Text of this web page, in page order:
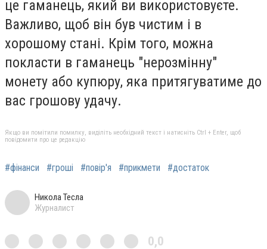
це гаманець, який ви використовуєте.
Важливо, щоб він був чистим і в
хорошому стані. Крім того, можна
покласти в гаманець "нерозмінну"
монету або купюру, яка притягуватиме до
вас грошову удачу.
Якщо ви помітили помилку, виділіть необхідний текст і натисніть Ctrl + Enter, щоб
повідомити про це редакцію
#фінанси #гроші #повір'я #прикмети #достаток
Никола Тесла
Журналист
0,0